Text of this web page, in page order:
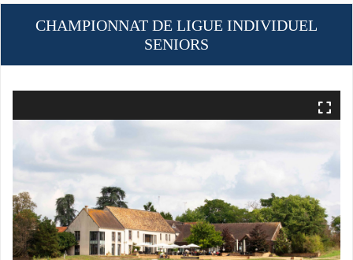
CHAMPIONNAT DE LIGUE INDIVIDUEL
SENIORS